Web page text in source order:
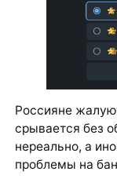
Россияне
срывается без
нереально, а
проблемы на